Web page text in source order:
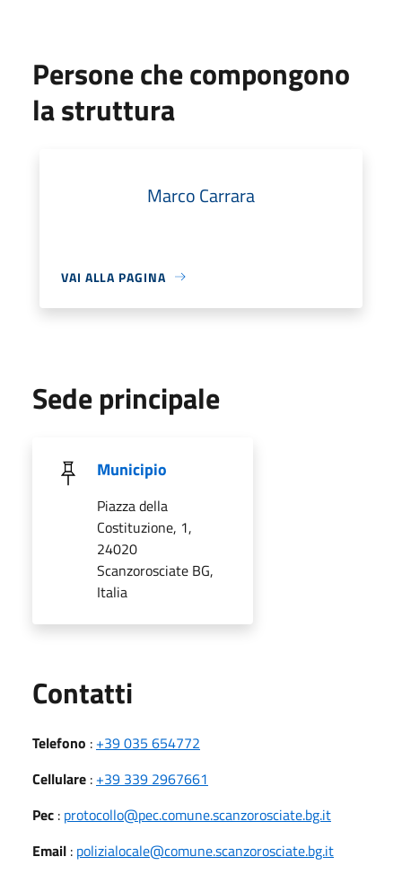
Persone che compongono
la struttura
Marco Carrara
VAI ALLA PAGINA
Sede principale
Municipio
Piazza della
Costituzione, 1,
24020
Scanzorosciate BG,
Italia
Contatti
Telefono : +39 035 654772
Cellulare : +39 339 2967661
Pec : protocollo@pec.comune.scanzorosciate.bg.it
Email : polizialocale@comune.scanzorosciate.bg.it